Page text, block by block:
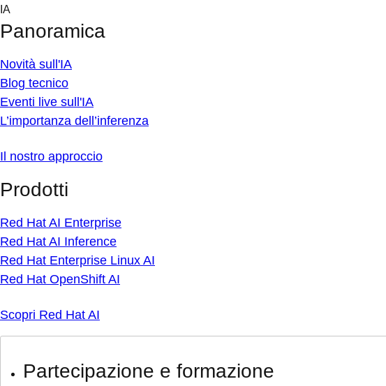
Skip
content
IA
Panoramica
Novità sull'IA
Blog tecnico
Eventi live sull'IA
L’importanza dell’inferenza
Il nostro approccio
Prodotti
Red Hat AI Enterprise
Red Hat AI Inference
Red Hat Enterprise Linux AI
Red Hat OpenShift AI
Scopri Red Hat AI
Partecipazione e formazione